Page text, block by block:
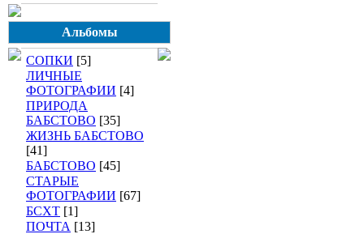
Альбомы
СОПКИ [5]
ЛИЧНЫЕ
ФОТОГРАФИИ [4]
ПРИРОДА
БАБСТОВО [35]
ЖИЗНЬ БАБСТОВО
[41]
БАБСТОВО [45]
СТАРЫЕ
ФОТОГРАФИИ [67]
БСХТ [1]
ПОЧТА [13]